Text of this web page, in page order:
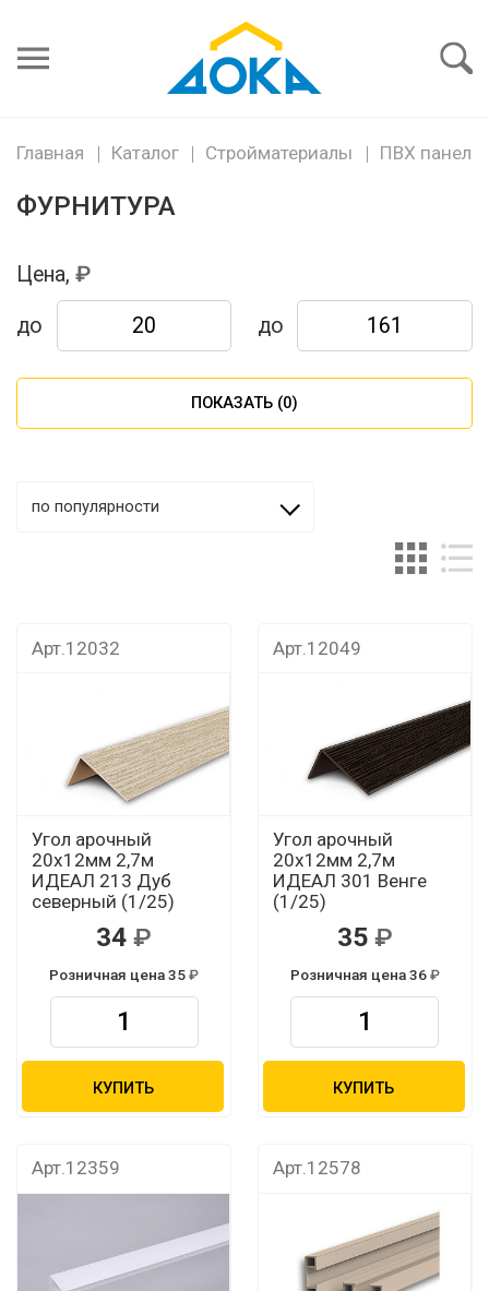
пароль
Главная Каталог Стройматериалы ПВХ панели
ФУРНИТУРА
Цена,
до до
ПОКАЗАТЬ (0)
по популярности
Арт.12032
Угол арочный
20х12мм 2,7м
ИДЕАЛ 213 Дуб
северный (1/25)
34
Розничная цена 35
КУПИТЬ
Арт.12049
Угол арочный
20х12мм 2,7м
ИДЕАЛ 301 Венге
(1/25)
35
Розничная цена 36
КУПИТЬ
Арт.12359 Арт.12578